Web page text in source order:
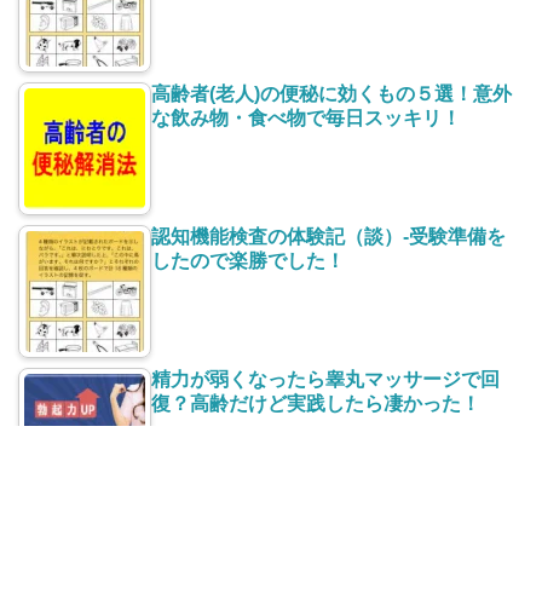
高齢者(老人)の便秘に効くもの５選！意外
な飲み物・食べ物で毎日スッキリ！
認知機能検査の体験記（談）-受験準備を
したので楽勝でした！
精力が弱くなったら睾丸マッサージで回
復？高齢だけど実践したら凄かった！